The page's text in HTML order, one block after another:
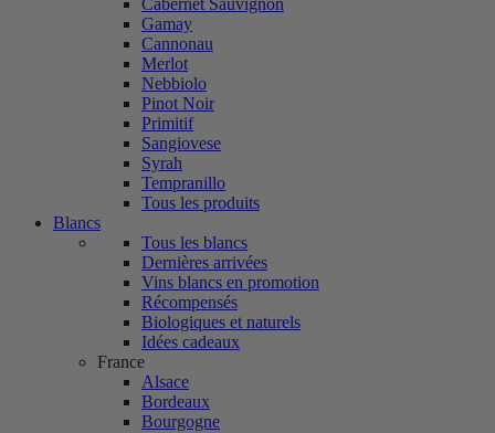
Cabernet Sauvignon
Gamay
Cannonau
Merlot
Nebbiolo
Pinot Noir
Primitif
Sangiovese
Syrah
Tempranillo
Tous les produits
Blancs
Tous les blancs
Dernières arrivées
Vins blancs en promotion
Récompensés
Biologiques et naturels
Idées cadeaux
France
Alsace
Bordeaux
Bourgogne